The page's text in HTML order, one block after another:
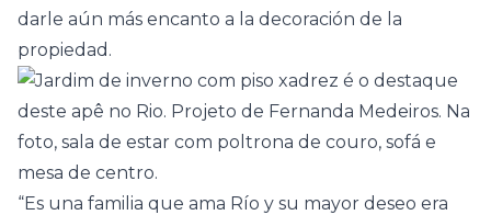
darle aún más encanto a la decoración de la
propiedad.
“Es una familia que ama Río y su mayor deseo era